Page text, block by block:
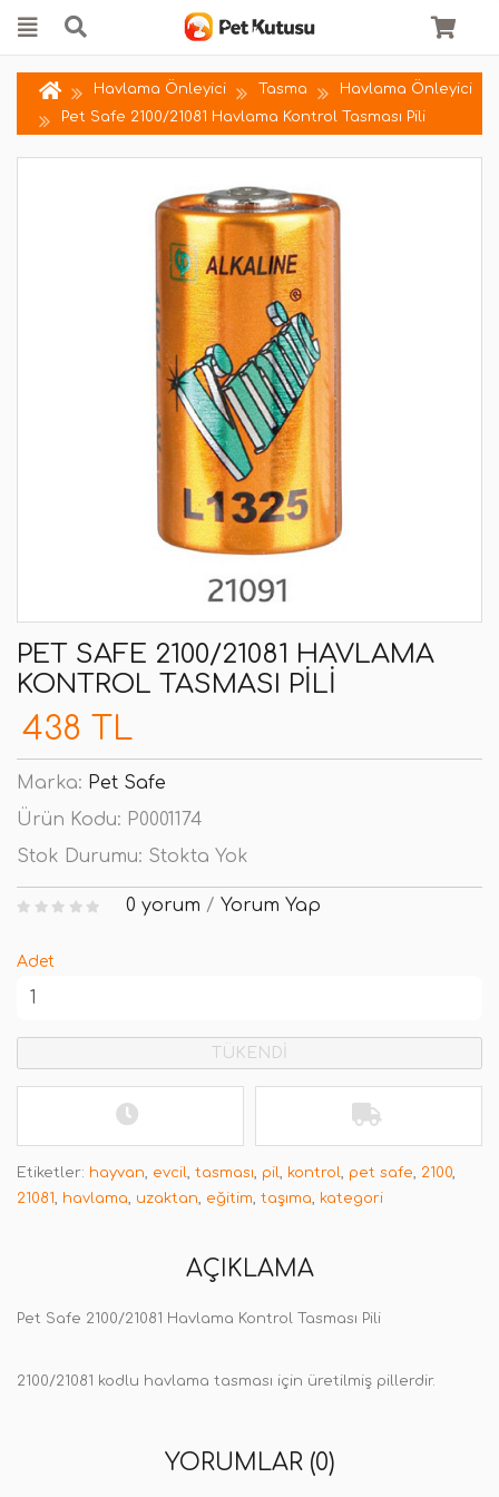
Havlama Önleyici Tasma
Havlama Önleyici
Pet Safe 2100/21081 Havlama Kontrol Tasması Pili
PET SAFE 2100/21081 HAVLAMA
KONTROL TASMASI PILI
438 TL
Marka: Pet Safe
Ürün Kodu: P0001174
Stok Durumu: Stokta Yok
0 yorum / Yorum Yap
Adet
TÜKENDİ
Etiketler: hayvan, evcil, tasması, pil, kontrol, pet safe, 2100,
21081, havlama, uzaktan, eğitim, taşıma, kategori
AÇIKLAMA
Pet Safe 2100/21081 Havlama Kontrol Tasması Pili
2100/21081 kodlu havlama tasması için üretilmiş pillerdir.
YORUMLAR (0)